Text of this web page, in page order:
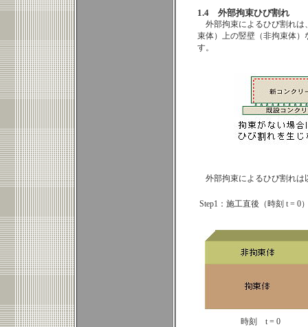
1.4 外部拘束ひび割れ
外部拘束によるひび割れ
束体）上の竪壁（非拘束体
す。
外部拘束によるひび割れ
Step1：施工直後（時刻 t = 0
時刻 t = 0